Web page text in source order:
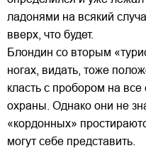
ладонями на всякий
вверх, что будет.
Блондин со вторым
ногах, видать, тоже
класть с пробором на
охраны. Однако они не
«кордонных»
могут себе представить.